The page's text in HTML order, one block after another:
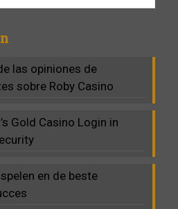
las opiniones de
sobre Roby Casino
Gold Casino Login in
en de beste